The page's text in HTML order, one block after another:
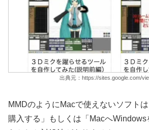
出典元：https://sites.google.com/
MMDのようにMacで使えないソフト
購入する」もしくは「MacへWindows